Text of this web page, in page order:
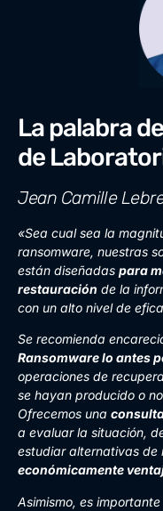
La palabra
de
Jean Camille
«Sea cual sea la
ransomware, nuestras
están diseñadas para
restauración de la
con un alto nivel de
Se recomienda
Ransomware lo antes
operaciones de
se hayan producido o
Ofrecemos una
a evaluar la situación,
estudiar alternativas de
económicamente
Asimismo, es